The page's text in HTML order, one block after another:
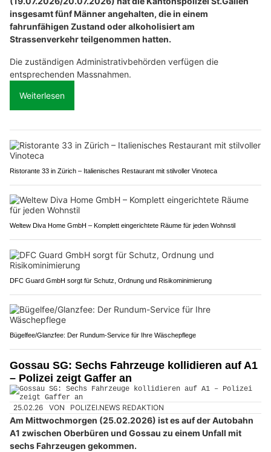
insgesamt fünf Männer angehalten, die in einem
fahrunfähigen Zustand oder alkoholisiert am
Strassenverkehr teilgenommen hatten.
Die zuständigen Administrativbehörden verfügen die
entsprechenden Massnahmen.
Weiterlesen
Ristorante 33 in Zürich – Italienisches Restaurant mit stilvoller Vinoteca
Weltew Diva Home GmbH – Komplett eingerichtete Räume für jeden Wohnstil
DFC Guard GmbH sorgt für Schutz, Ordnung und Risikominimierung
Bügelfee/Glanzfee: Der Rundum-Service für Ihre Wäschepflege
Gossau SG: Sechs Fahrzeuge kollidieren auf A1
– Polizei zeigt Gaffer an
25.02.26 VON POLIZEI.NEWS REDAKTION
Am Mittwochmorgen (25.02.2026) ist es auf der Autobahn
A1 zwischen Oberbüren und Gossau zu einem Unfall mit
sechs Fahrzeugen gekommen.